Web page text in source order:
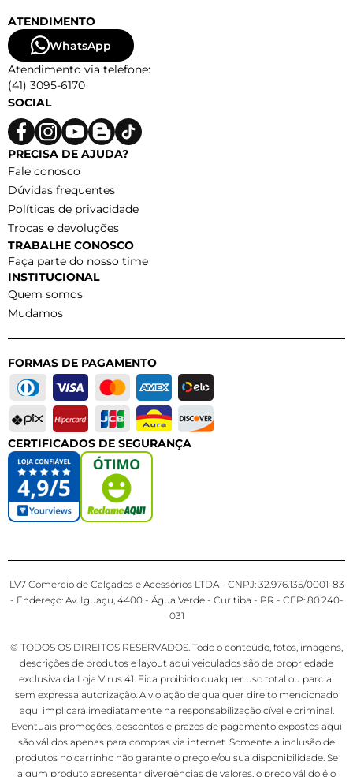
ATENDIMENTO
WhatsApp
Atendimento via telefone:
(41) 3095-6170
SOCIAL
PRECISA DE AJUDA?
Fale conosco
Dúvidas frequentes
Políticas de privacidade
Trocas e devoluções
TRABALHE CONOSCO
Faça parte do nosso time
INSTITUCIONAL
Quem somos
Mudamos
FORMAS DE PAGAMENTO
CERTIFICADOS DE SEGURANÇA
LV7 Comercio de Calçados e Acessórios LTDA - CNPJ: 32.976.135/0001-83
- Endereço: Av. Iguaçu, 4400 - Água Verde - Curitiba - PR - CEP: 80.240-
031
© TODOS OS DIREITOS RESERVADOS. Todo o conteúdo, fotos, imagens,
descrições de produtos e layout aqui veiculados são de propriedade
exclusiva da Loja Virus 41. Fica proibido qualquer uso total ou parcial
sem expressa autorização. A violação de qualquer direito mencionado
aqui implicará imediatamente na responsabilização cível e criminal.
Eventuais promoções, descontos e prazos de pagamento expostos aqui
são válidos apenas para compras via internet. Somente a inclusão de
produtos no carrinho não garante o preço e/ou sua disponibilidade. Se
algum produto apresentar divergências de valores, o preço válido é o